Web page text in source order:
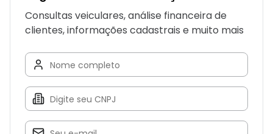
Consultas veiculares, análise financeira de
clientes, informações cadastrais e muito mais